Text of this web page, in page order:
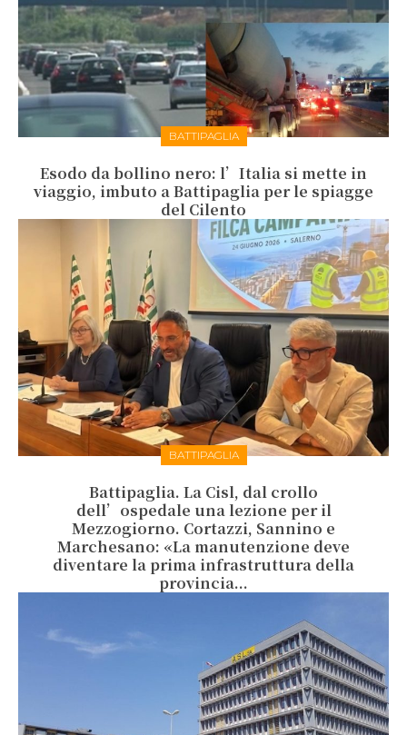
BATTIPAGLIA
Esodo da bollino nero: l’Italia si mette in
viaggio, imbuto a Battipaglia per le spiagge
del Cilento
BATTIPAGLIA
Battipaglia. La Cisl, dal crollo
dell’ospedale una lezione per il
Mezzogiorno. Cortazzi, Sannino e
Marchesano: «La manutenzione deve
diventare la prima infrastruttura della
provincia...